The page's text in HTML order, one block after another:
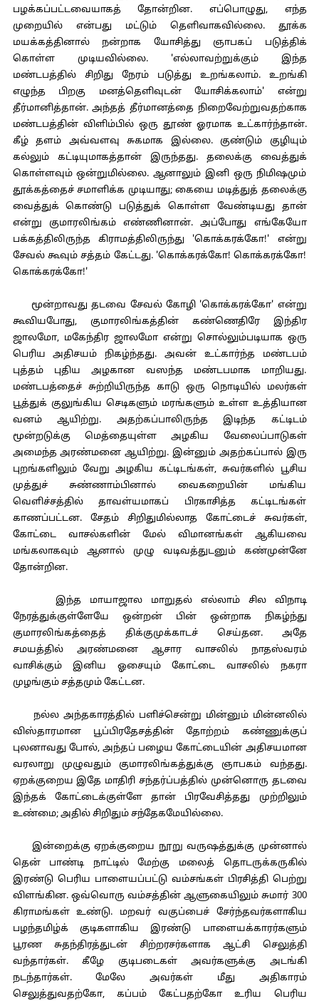
பழக்கப்பட்டவையாகத் தோன்றின. எப்பொழுது, எந்த
முறையில் என்பது மட்டும் தெளிவாகவில்லை. தூக்க
மயக்கத்தினால் நன்றாக யோசித்து ஞாபகப் படுத்திக்
கொள்ள முடியவில்லை. 'எல்லாவற்றுக்கும் இந்த
மண்டபத்தில் சிறிது நேரம் படுத்து உறங்கலாம். உறங்கி
எழுந்த பிறகு மனத்தெளிவுடன் யோசிக்கலாம்' என்று
தீர்மானித்தான். அந்தத் தீர்மானத்தை நிறைவேற்றுவதற்காக
மண்டபத்தின் விளிம்பில் ஒரு தூண் ஓரமாக உட்கார்ந்தான்.
கீழ் தளம் அவ்வளவு சுகமாக இல்லை. குண்டும் குழியும்
கல்லும் கட்டியுமாகத்தான் இருந்தது. தலைக்கு வைத்துக்
கொள்ளவும் ஒன்றுமில்லை. ஆனாலும் இனி ஒரு நிமிஷமும்
தூக்கத்தைச் சமாளிக்க முடியாது; கையை மடித்துத் தலைக்கு
வைத்துக் கொண்டு படுத்துக் கொள்ள வேண்டியது தான்
என்று குமாரலிங்கம் எண்ணினான். அப்போது எங்கேயோ
பக்கத்திலிருந்த கிராமத்திலிருந்து 'கொக்கரக்கோ!' என்று
சேவல் கூவும் சத்தம் கேட்டது. 'கொக்கரக்கோ! கொக்கரக்கோ!
கொக்கரக்கோ!'
மூன்றாவது தடவை சேவல் கோழி 'கொக்கரக்கோ' என்று
கூவியபோது, குமாரலிங்கத்தின் கண்ணெதிரே இந்திர
ஜாலமோ, மகேந்திர ஜாலமோ என்று சொல்லும்படியாக ஒரு
பெரிய அதிசயம் நிகழ்ந்தது. அவன் உட்கார்ந்த மண்டபம்
புத்தம் புதிய அழகான வஸந்த மண்டபமாக மாறியது.
மண்டபத்தைச் சுற்றியிருந்த காடு ஒரு நொடியில் மலர்கள்
பூத்துக் குலுங்கிய செடிகளும் மரங்களும் உள்ள உத்தியான
வனம் ஆயிற்று. அதற்கப்பாலிருந்த இடிந்த கட்டிடம்
மூன்றடுக்கு மெத்தையுள்ள அழகிய வேலைப்பாடுகள்
அமைந்த அரண்மனை ஆயிற்று. இன்னும் அதற்கப்பால் இரு
புறங்களிலும் வேறு அழகிய கட்டிடங்கள், சுவர்களில் பூசிய
முத்துச் சுண்ணாம்பினால் வைகறையின் மங்கிய
வெளிச்சத்தில் தாவள்யமாகப் பிரகாசித்த கட்டிடங்கள்
காணப்பட்டன. சேதம் சிறிதுமில்லாத கோட்டைச் சுவர்கள்,
கோட்டை வாசல்களின் மேல் விமானங்கள் ஆகியவை
மங்கலாகவும் ஆனால் முழு வடிவத்துடனும் கண்முன்னே
தோன்றின.
இந்த மாயாஜால மாறுதல் எல்லாம் சில விநாடி
நேரத்துக்குள்ளேயே ஒன்றன் பின் ஒன்றாக நிகழ்ந்து
குமாரலிங்கத்தைத் திக்குமுக்காடச் செய்தன. அதே
சமயத்தில் அரண்மனை ஆசார வாசலில் நாதஸ்வரம்
வாசிக்கும் இனிய ஓசையும் கோட்டை வாசலில் நகரா
முழங்கும் சத்தமும் கேட்டன.
நல்ல அந்தகாரத்தில் பளிச்சென்று மின்னும் மின்னலில்
விஸ்தாரமான பூப்பிரதேசத்தின் தோற்றம் கண்ணுக்குப்
புலனாவது போல், அந்தப் பழைய கோட்டையின் அதிசயமான
வரலாறு முழுவதும் குமாரலிங்கத்துக்கு ஞாபகம் வந்தது.
ஏறக்குறைய இதே மாதிரி சந்தர்ப்பத்தில் முன்னொரு தடவை
இந்தக் கோட்டைக்குள்ளே தான் பிரவேசித்தது முற்றிலும்
உண்மை; அதில் சிறிதும் சந்தேகமேயில்லை.
இன்றைக்கு ஏறக்குறைய நூறு வருஷத்துக்கு முன்னால்
தென் பாண்டி நாட்டில் மேற்கு மலைத் தொடருக்கருகில்
இரண்டு பெரிய பாளையப்பட்டு வம்சங்கள் பிரசித்தி பெற்று
விளங்கின. ஒவ்வொரு வம்சத்தின் ஆளுகையிலும் சுமார் 300
கிராமங்கள் உண்டு. மறவர் வகுப்பைச் சேர்ந்தவர்களாகிய
பழந்தமிழ்க் குடிகளாகிய இரண்டு பாளையக்காரர்களும்
பூரண சுதந்திரத்துடன் சிற்றரசர்களாக ஆட்சி செலுத்தி
வந்தார்கள். கீழே குடிபடைகள் அவர்களுக்கு அடங்கி
நடந்தார்கள். மேலே அவர்கள் மீது அதிகாரம்
செலுத்துவதற்கோ, கப்பம் கேட்பதற்கோ உரிய பெரிய